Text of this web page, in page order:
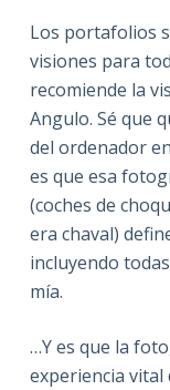
Los portafolios
visiones para
recomiende la
Angulo. Sé que
del ordenador
es que esa
(coches de
era chaval)
incluyendo
mía.
…Y es que la
experiencia vital